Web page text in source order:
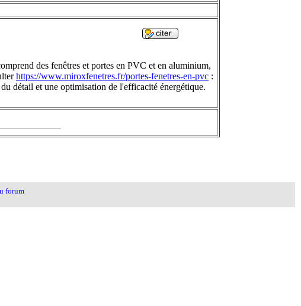
des fenêtres et portes en PVC et en aluminium,
https://www.miroxfenetres.fr/portes-fenetres-en-pvc :
détail et une optimisation de l'efficacité énergétique.
forum